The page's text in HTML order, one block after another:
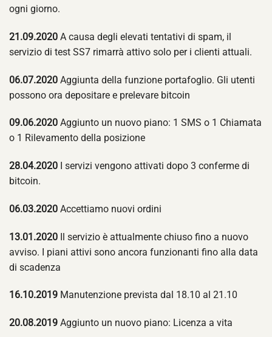
ogni giorno.
21.09.2020 A causa degli elevati tentativi di spam, il
servizio di test SS7 rimarrà attivo solo per i clienti attuali.
06.07.2020 Aggiunta della funzione portafoglio. Gli utenti
possono ora depositare e prelevare bitcoin
09.06.2020 Aggiunto un nuovo piano: 1 SMS o 1 Chiamata
o 1 Rilevamento della posizione
28.04.2020 I servizi vengono attivati dopo 3 conferme di
bitcoin.
06.03.2020 Accettiamo nuovi ordini
13.01.2020 Il servizio è attualmente chiuso fino a nuovo
avviso. I piani attivi sono ancora funzionanti fino alla data
di scadenza
16.10.2019 Manutenzione prevista dal 18.10 al 21.10
20.08.2019 Aggiunto un nuovo piano: Licenza a vita